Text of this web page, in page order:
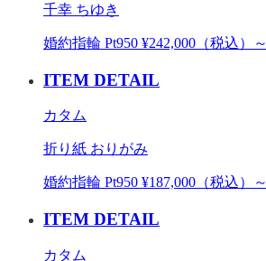
千幸 ちゆき
婚約指輪 Pt950 ¥242,000（税込）～
ITEM DETAIL
カタム
折り紙 おりがみ
婚約指輪 Pt950 ¥187,000（税込）～
ITEM DETAIL
カタム